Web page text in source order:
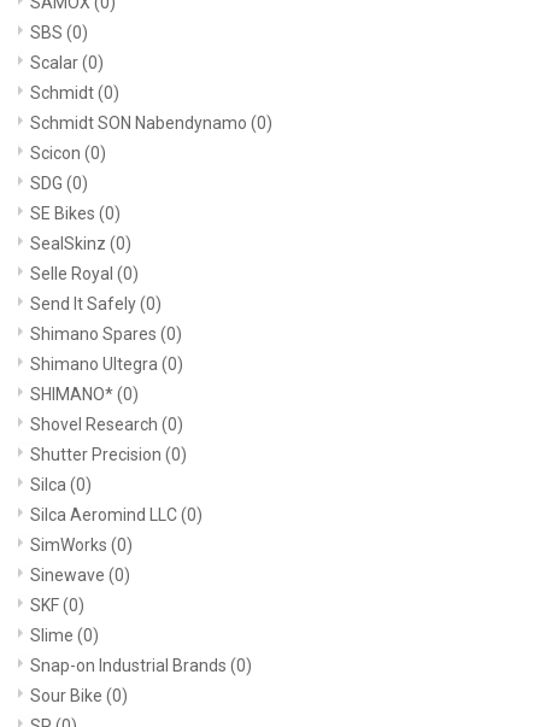
SBS (0)
Scalar(0)
Schmidt(0)
Schmidt SON Nabendynamo (0)
Scicon (0)
SDG (0)
SE Bikes (0)
SealSkinz (0)
Selle Royal (0)
Send It Safely(0)
Shimano Spares (0)
Shimano Ultegra (0)
SHIMANO*(0)
Shovel Research (0)
Shutter Precision (0)
Silca (0)
Silca Aeromind LLC(0)
SimWorks (0)
Sinewave (0)
SKF(0)
Slime (0)
Snap-on Industrial Brands (0)
Sour Bike (0)